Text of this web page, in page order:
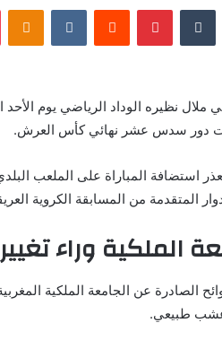
ل
ي
د
إ
ر
لينكدإن بينتيريست
نظيره الوداد الرياضي يوم
دور سدس عشر نهائي كأس العرش.
استضافة المباراة على الملعب
المتقدمة من المسابقة الكروية
الملكية وراء
الصادرة عن الجامعة الملكية
عشب طبيعي.